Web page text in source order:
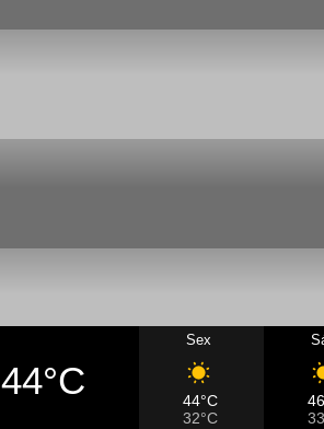
44°C
Sex
44°C
32°C